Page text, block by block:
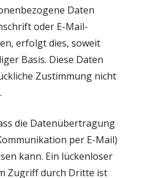
Daten
oder E-Mail-
erfolgt dies, soweit
Basis. Diese Daten
Zustimmung nicht
die Datenübertragung
per E-Mail)
kann. Ein lückenloser
Zugriff durch Dritte ist